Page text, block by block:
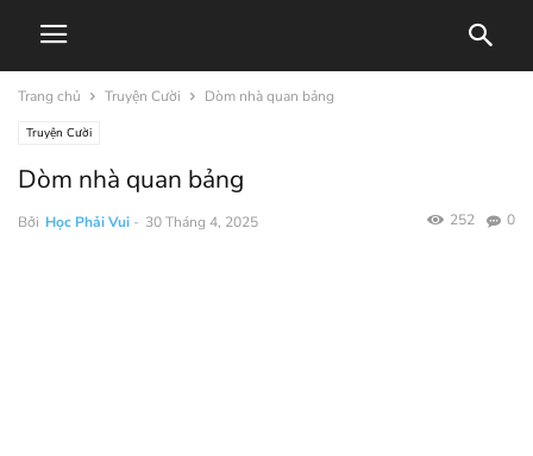
Trang chủ Truyện Cười Dòm nhà quan bảng
Truyện Cười
Dòm nhà quan bảng
Bởi Học Phải Vui - 30 Tháng 4, 2025 0
252